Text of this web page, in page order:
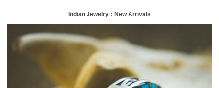
Indian Jewelry：New Arrivals